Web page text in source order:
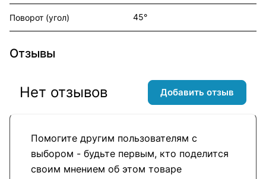
Поворот (угол) 45°
Отзывы
Помогите другим пользователям с
выбором - будьте первым, кто поделится
своим мнением об этом товаре
Нет отзывов Добавить отзыв